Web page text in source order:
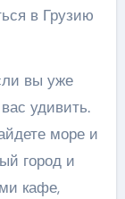
в Грузию
вы уже
удивить.
море и
город и
кафе,